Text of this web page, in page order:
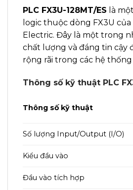
PLC FX3U-128MT/ES là
logic thuộc dòng FX3U của
Electric. Đây là một trong
chất lượng và đáng tin cậy
rộng rãi trong các hệ
Thông số kỹ thuật PLC
Thông số kỹ thuật
Số lượng Input/Output (I/O)
Kiểu đầu vào
Đầu vào tích hợp